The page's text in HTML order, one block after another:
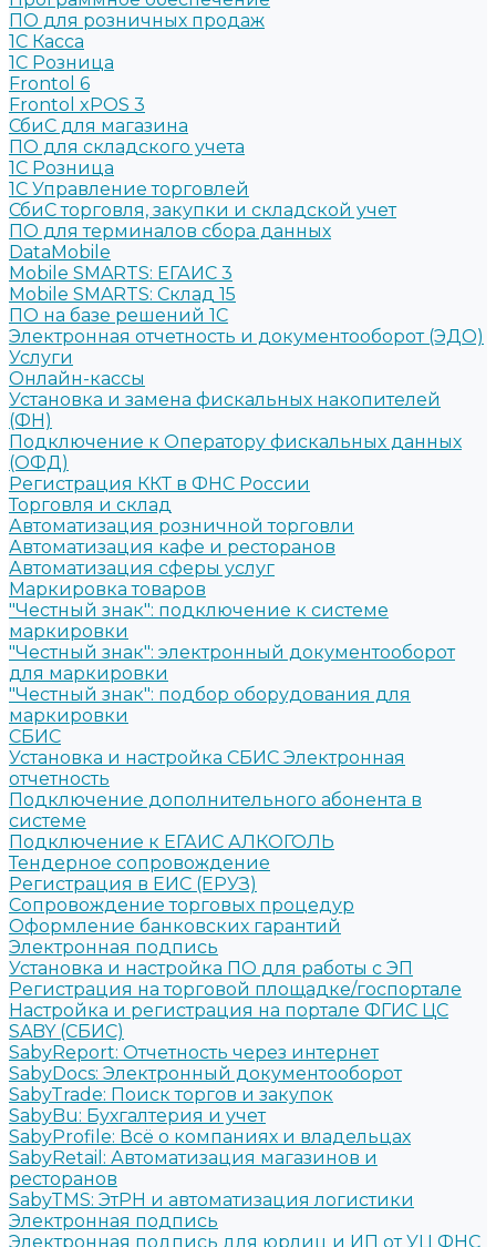
ПО для розничных продаж
1C Касса
1С Розница
Frontol 6
Frontol xPOS 3
СбиС для магазина
ПО для складского учета
1C Розница
1С Управление торговлей
СбиС торговля, закупки и складской учет
ПО для терминалов сбора данных
DataMobile
Mobile SMARTS: ЕГАИС 3
Mobile SMARTS: Склад 15
ПО на базе решений 1С
Электронная отчетность и документооборот (ЭДО)
Услуги
Онлайн-кассы
Установка и замена фискальных накопителей
(ФН)
Подключение к Оператору фискальных данных
(ОФД)
Регистрация ККТ в ФНС России
Торговля и склад
Автоматизация розничной торговли
Автоматизация кафе и ресторанов
Автоматизация сферы услуг
Маркировка товаров
"Честный знак": подключение к системе
маркировки
"Честный знак": электронный документооборот
для маркировки
"Честный знак": подбор оборудования для
маркировки
СБИС
Установка и настройка СБИС Электронная
отчетность
Подключение дополнительного абонента в
системе
Подключение к ЕГАИС АЛКОГОЛЬ
Тендерное сопровождение
Регистрация в ЕИС (ЕРУЗ)
Сопровождение торговых процедур
Оформление банковских гарантий
Электронная подпись
Установка и настройка ПО для работы с ЭП
Регистрация на торговой площадке/госпортале
Настройка и регистрация на портале ФГИС ЦС
SABY (СБИС)
SabyReport: Отчетность через интернет
SabyDocs: Электронный документооборот
SabyTrade: Поиск торгов и закупок
SabyBu: Бухгалтерия и учет
SabyProfile: Всё о компаниях и владельцах
SabyRetail: Автоматизация магазинов и
ресторанов
SabyTMS: ЭтРН и автоматизация логистики
Электронная подпись
Электронная подпись для юрлиц и ИП от УЦ ФНС